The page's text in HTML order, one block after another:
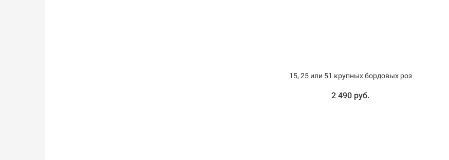
15, 25 или 51 крупных бордовых роз
2 490 руб.